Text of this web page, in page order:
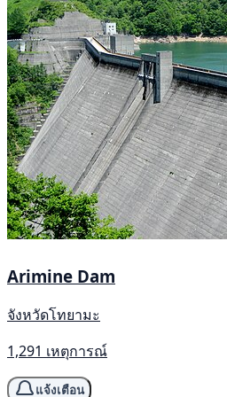
Arimine Dam
จังหวัดโทยามะ
1,291 เหตุการณ์
แจ้งเตือน